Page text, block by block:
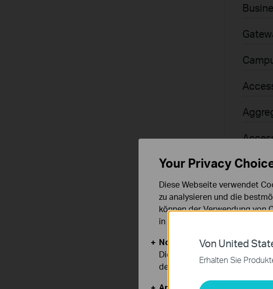
Agile
Von United
Erhalten Sie
Your Privacy
Diese Webseite verwendet
zu analysieren und die
können der Verwendung von
in unseren
Notwendige Cookies
Diese Cookies sind zur
deaktiviert werden.